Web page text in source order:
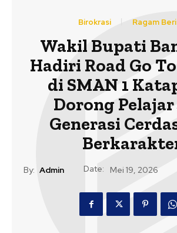
Birokrasi Ragam
Wakil Bupati
Hadiri Road Go
di SMAN 1
Dorong Pelajar
Generasi
By: Admin Date: Mei 19, 2026